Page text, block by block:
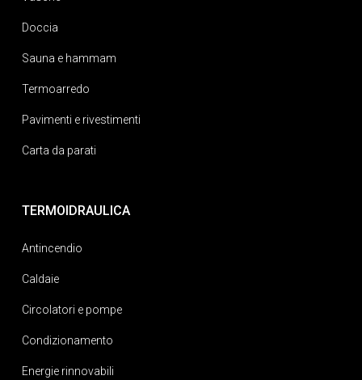
Doccia
Sauna e hammam
Termoarredo
Pavimenti e rivestimenti
Carta da parati
TERMOIDRAULICA
Antincendio
Caldaie
Circolatori e pompe
Condizionamento
Energie rinnovabili